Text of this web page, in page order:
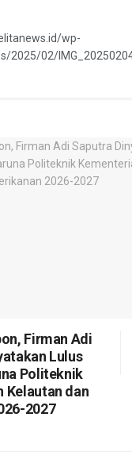
wp-
2025/02/
Firman Adi
Lulus
Politeknik
Kelautan dan
2027